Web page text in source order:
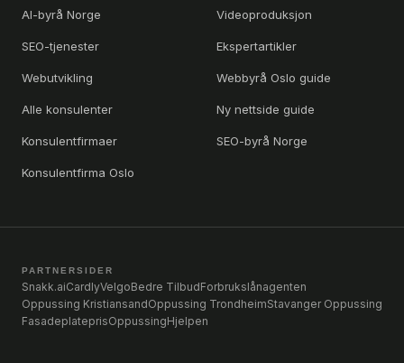
AI-byrå Norge
SEO-tjenester
Webutvikling
Alle konsulenter
Konsulentfirmaer
Konsulentfirma Oslo
Videoproduksjon
Ekspertartikler
Webbyrå Oslo guide
Ny nettside guide
SEO-byrå Norge
PARTNERSIDER
Snakk.aiCardlyVelgoBedre TilbudForbrukslånagenten
Oppussing KristiansandOppussing TrondheimStavanger Oppussing
FasadeplateprisOppussingHjelpen